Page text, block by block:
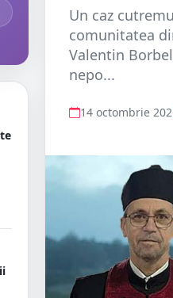
Un caz
comunitatea
Valentin
nepo...
14 octombrie